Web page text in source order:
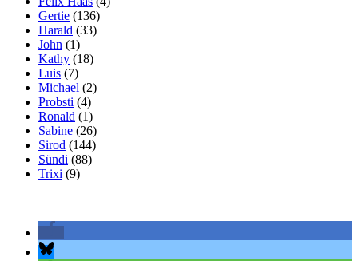
Gertie (136)
Harald (33)
John (1)
Kathy (18)
Luis (7)
Michael (2)
Probsti (4)
Ronald (1)
Sabine (26)
Sirod (144)
Sündi (88)
Trixi (9)